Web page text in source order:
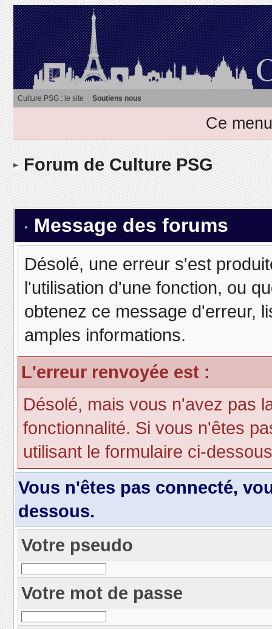
Culture PSG : le site Soutiens nous
Ce
Forum de Culture PSG
Message des forums
Désolé, une erreur s'est
l'utilisation d'une fonction, ou
obtenez ce message d'erreur,
amples informations.
L'erreur renvoyée est :
Désolé, mais vous n'avez pas
fonctionnalité. Si vous n'êtes
utilisant le formulaire ci-
Vous n'êtes pas connecté,
dessous.
Votre pseudo
Votre mot de passe